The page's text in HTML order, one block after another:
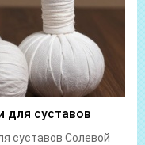
для суставов
суставов Солевой